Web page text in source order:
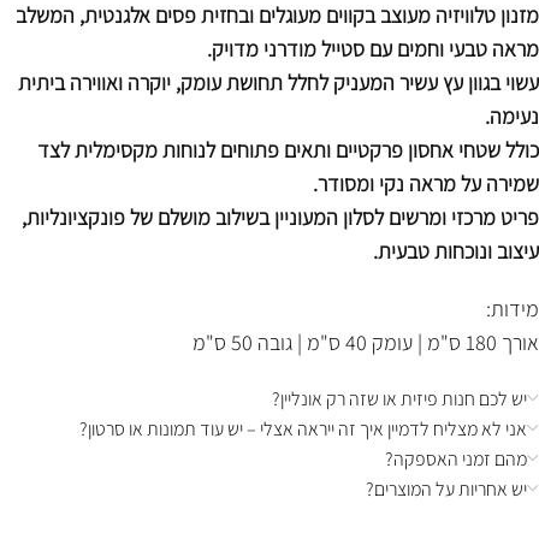
מזנון טלוויזיה מעוצב בקווים מעוגלים ובחזית פסים אלגנטית, המשלב
מראה טבעי וחמים עם סטייל מודרני מדויק.
עשוי בגוון עץ עשיר המעניק לחלל תחושת עומק, יוקרה ואווירה ביתית
נעימה.
כולל שטחי אחסון פרקטיים ותאים פתוחים לנוחות מקסימלית לצד
שמירה על מראה נקי ומסודר.
פריט מרכזי ומרשים לסלון המעוניין בשילוב מושלם של פונקציונליות,
עיצוב ונוכחות טבעית.
מידות:
אורך 180 ס"מ | עומק 40 ס"מ | גובה 50 ס"מ
יש לכם חנות פיזית או שזה רק אונליין?
אני לא מצליח לדמיין איך זה ייראה אצלי – יש עוד תמונות או סרטון?
מהם זמני האספקה?
יש אחריות על המוצרים?